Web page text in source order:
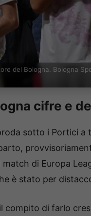
del Bologna. Bologna
cifre e
sotto i Portici
di Europa
è stato per
compito di farlo